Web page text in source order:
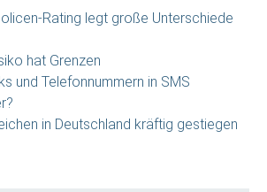
Rating legt große Unterschiede
hat Grenzen
und Telefonnummern in SMS
in Deutschland kräftig gestiegen